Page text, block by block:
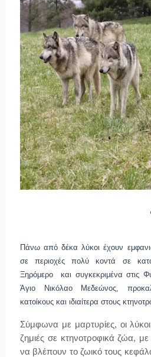
Πάνω από δέκα λύκοι έχουν
σε περιοχές πολύ κοντά σε
Ξηρόμερο και συγκεκριμένα στις
Άγιο Νικόλαο Μεδεώνος,
κατοίκους και ιδιαίτερα στους
Σύμφωνα με μαρτυρίες, οι
ζημιές σε κτηνοτροφικά ζώα,
να βλέπουν το ζωικό τους